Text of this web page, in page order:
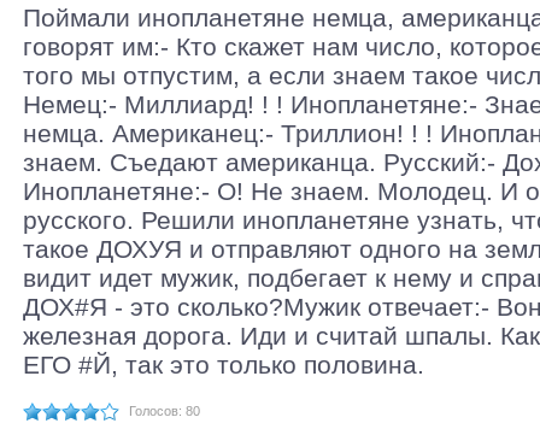
Поймали инопланетяне немца,
говорят им:- Кто скажет нам число,
того мы отпустим, а если знаем такое
Немец:- Миллиард! ! ! Инопланетяне:-
немца. Американец:- Триллион! ! !
знаем. Съедают американца. Русский:-
Инопланетяне:- О! Не знаем. Молодец. И
русского. Решили инопланетяне узнать,
такое ДОХУЯ и отправляют одного на
видит идет мужик, подбегает к нему и
ДОХ#Я - это сколько?Мужик отвечает:-
железная дорога. Иди и считай шпалы.
ЕГО #Й, так это только половина.
Голосов: 80